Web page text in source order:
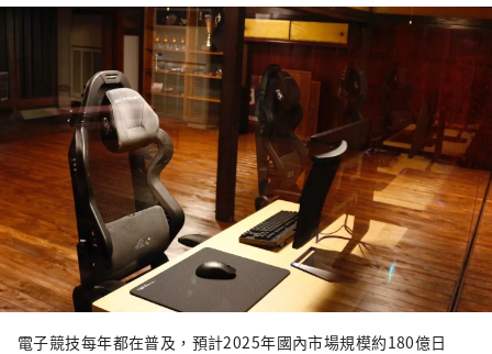
電子競技每年都在普及，預計2025年國內市場規模約180億日